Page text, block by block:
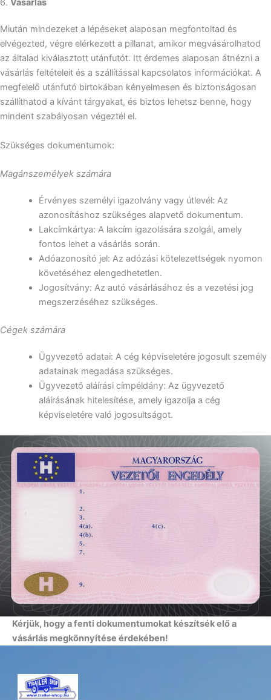
6. Vásárlás
Miután mindezeket a lépéseket alaposan megfontoltad és
elvégezted, végre elérkezett a pillanat, amikor megvásárolhatod
az általad kiválasztott utánfutót. Itt érdemes alaposan átnézni a
vásárlás feltételeit és a szállítással kapcsolatos információkat. A
megfelelő utánfutó birtokában kényelmesen és biztonságosan
szállíthatod a kívánt tárgyakat, és biztos lehetsz benne, hogy
mindent szabályosan végeztél el.
Szükséges dokumentumok:
Magánszemélyek számára
Érvényes személyi igazolvány vagy útlevél: Az
azonosításhoz szükséges alapvető dokumentum.
Lakcímkártya: A lakcím igazolására szolgál, amely
fontos lehet a vásárlás során.
Adóazonosító jel: Az adózási kötelezettségek nyomon
követéséhez elengedhetetlen.
Jogosítvány: Az autó vásárlásához és a vezetési jog
megszerzéséhez szükséges.
Cégek számára
Ügyvezető adatai: A cég képviseletére jogosult személy
adatainak megadása szükséges.
Ügyvezető aláírási címpéldány: Az ügyvezető
aláírásának hitelesítése, amely igazolja a cég
képviseletére való jogosultságot.
Kérjük, hogy a fenti dokumentumokat készítsék elő a
vásárlás megkönnyítése érdekében!